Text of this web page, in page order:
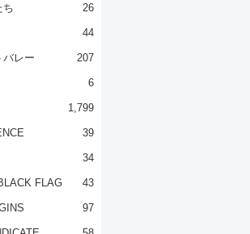
ち 26
44
バレー 207
6
1,799
39
34
FLAG 43
97